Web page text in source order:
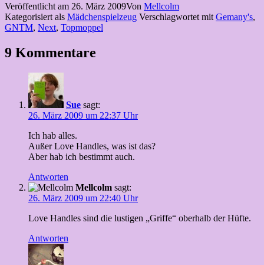
Veröffentlicht am 26. März 2009Von Mellcolm
Kategorisiert als Mädchenspielzeug Verschlagwortet mit Gemany's,
GNTM, Next, Topmoppel
9 Kommentare
Sue sagt:
26. März 2009 um 22:37 Uhr
Ich hab alles.
Außer Love Handles, was ist das?
Aber hab ich bestimmt auch.
Antworten
Mellcolm sagt:
26. März 2009 um 22:40 Uhr
Love Handles sind die lustigen „Griffe“ oberhalb der Hüfte.
Antworten